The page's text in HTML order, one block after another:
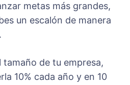
metas más grandes,
un escalón de manera
tamaño de tu empresa,
10% cada año y en 10